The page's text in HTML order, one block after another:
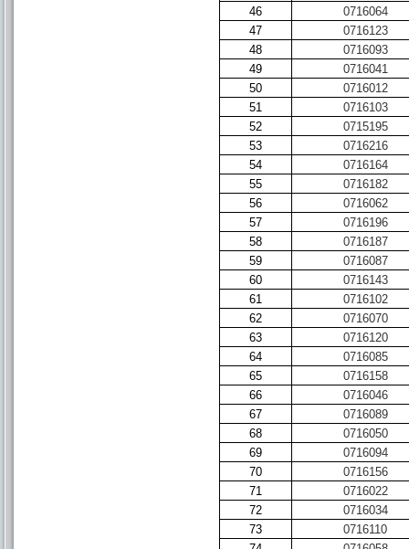
46
0716064
47
0716123
48
0716093
49
0716041
50
0716012
51
0716103
52
0715195
53
0716216
54
0716164
55
0716182
56
0716062
57
0716196
58
0716187
59
0716087
60
0716143
61
0716102
62
0716070
63
0716120
64
0716085
65
0716158
66
0716046
67
0716089
68
0716050
69
0716094
70
0716156
71
0716022
72
0716034
73
0716110